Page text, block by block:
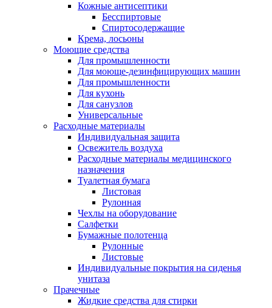
Кожные антисептики
Бесспиртовые
Cпиртосодержащие
Крема, лосьоны
Моющие средства
Для промышленности
Для моюще-дезинфицирующих машин
Для промышленности
Для кухонь
Для санузлов
Универсальные
Расходные материалы
Индивидуальная защита
Освежитель воздуха
Расходные материалы медицинского
назначения
Туалетная бумага
Листовая
Рулонная
Чехлы на оборудование
Салфетки
Бумажные полотенца
Рулонные
Листовые
Индивидуальные покрытия на сиденья
унитаза
Прачечные
Жидкие средства для стирки